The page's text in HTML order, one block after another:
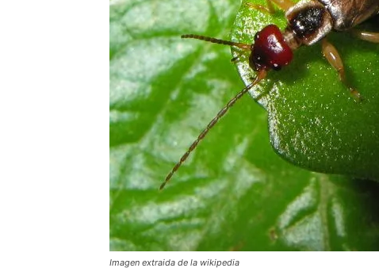
Imagen extraida de la wikipedia